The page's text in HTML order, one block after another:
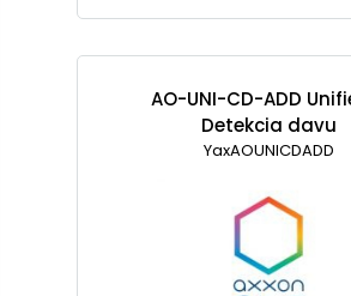
AO-UNI-CD-ADD
Detekcia davu
YaxAOUNICDADD